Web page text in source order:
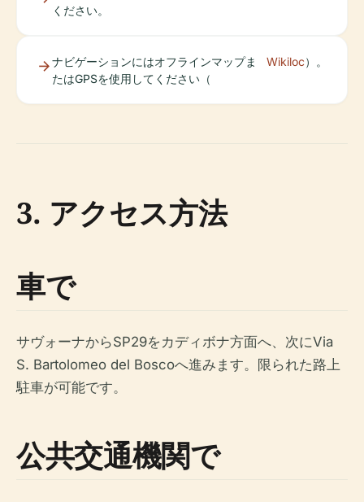
ください。
ナビゲーションにはオフラインマップま
たはGPSを使用してください（
Wikiloc）。
3. アクセス方法
車で
サヴォーナからSP29をカディボナ方面へ、次にVia
S. Bartolomeo del Boscoへ進みます。限られた路上
駐車が可能です。
公共交通機関で